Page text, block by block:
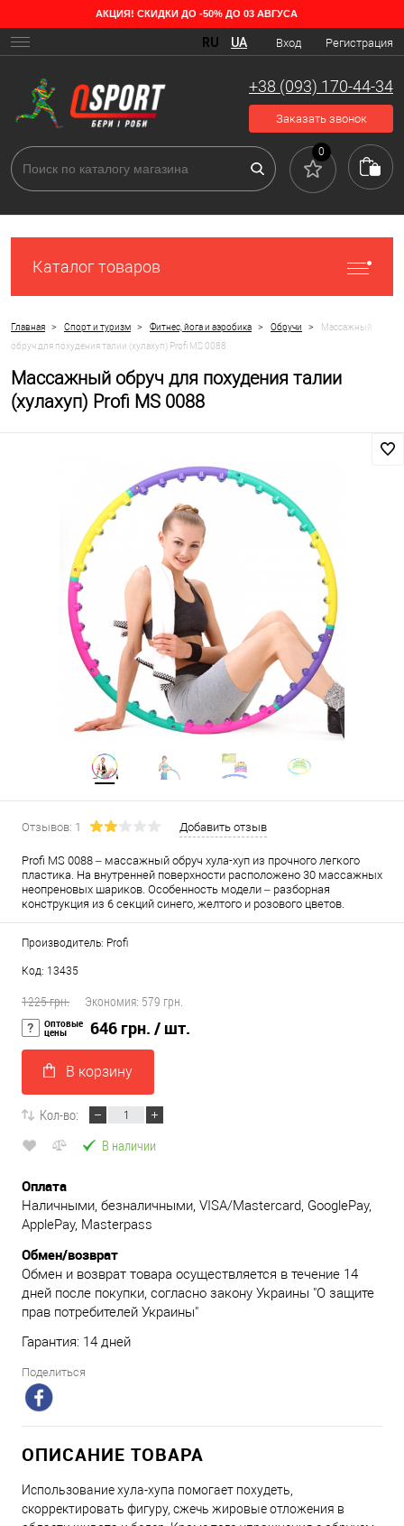
АКЦИЯ! СКИДКИ ДО -50% ДО 03 АВГУСА
Вход Регистрация
RU UA
+38 (093) 170-44-34
Заказать звонок
0
Каталог товаров
Главная > Спорт и туризм > Фитнес, йога и аэробика > Обручи >
Массажный
обруч для похудения талии (хулахуп) Profi MS 0088
Массажный обруч для похудения талии
(хулахуп) Profi MS 0088
Отзывов: 1 Добавить отзыв
Profi MS 0088 – массажный обруч хула-хуп из прочного легкого
пластика. На внутренней поверхности расположено 30 массажных
неопреновых шариков. Особенность модели – разборная
конструкция из 6 секций синего, желтого и розового цветов.
Производитель: Profi
Код: 13435
1225 грн. Экономия: 579 грн.
Оптовые
цены 646 грн. / шт.
В корзину
Кол-во:
В наличии
Оплата
Наличными, безналичными, VISA/Mastercard, GooglePay,
ApplePay, Masterpass
Обмен/возврат
Обмен и возврат товара осуществляется в течение 14
дней после покупки, согласно закону Украины "О защите
прав потребителей Украины"
Гарантия: 14 дней
Поделиться
ОПИСАНИЕ ТОВАРА
Использование хула-хупа помогает похудеть,
скорректировать фигуру, сжечь жировые отложения в